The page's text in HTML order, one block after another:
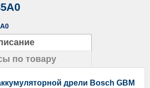
по товару
дрели Bosch GBM